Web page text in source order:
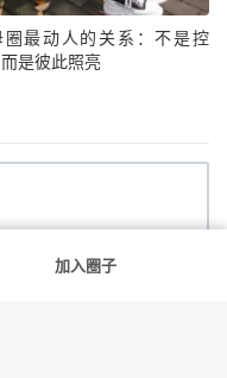
圈最动人的关系：不是控
是彼此照亮
加入圈子